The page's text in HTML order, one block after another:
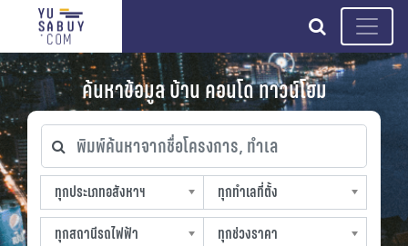
search
ค้นหาข้อมูล บ้าน คอนโด ทาวน์โฮม
พิมพ์ค้นหาจากชื่อโครงการ, ทำเล
ทุกประเภทอสังหาฯ
ทุกประเภทอสังหาฯ
sproperty
ทุกทำเลที่ตั้ง
ทุกทำเลที่ตั้ง
slocation
ทุกสถานีรถไฟฟ้า
ทุกสถานีรถไฟฟ้า
ทุกช่วงราคา
ทุกช่วงราคา